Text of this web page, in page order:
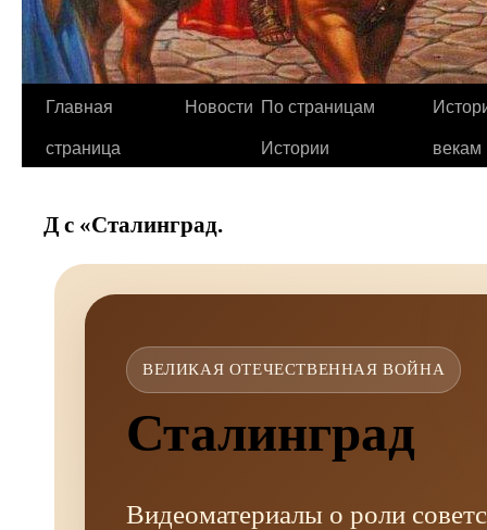
Главная
страница
Новости По страницам
Истории
векам
Д с «Сталинград.
ВЕЛИКАЯ ОТЕЧЕСТВЕННАЯ ВОЙНА
Сталинград
Видеоматериалы о роли